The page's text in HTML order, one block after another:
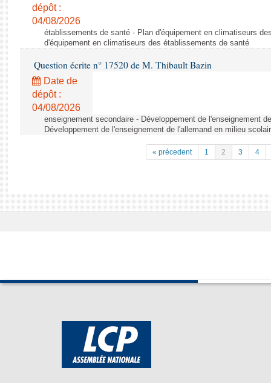
dépôt :
04/08/2026
établissements de santé - Plan d'équipement en climatiseurs
d'équipement en climatiseurs des établissements de santé
Question écrite n° 17520 de M. Thibault Bazin
Date de
dépôt :
04/08/2026
enseignement secondaire - Développement de l'enseignement
Développement de l'enseignement de l'allemand en milieu
« précedent 1 2 3 4